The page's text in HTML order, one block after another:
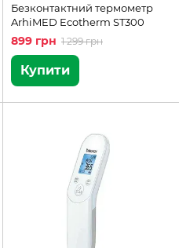
Безконтактний термометр
ArhiMED Ecotherm ST300
899 грн 1 299 грн
Купити